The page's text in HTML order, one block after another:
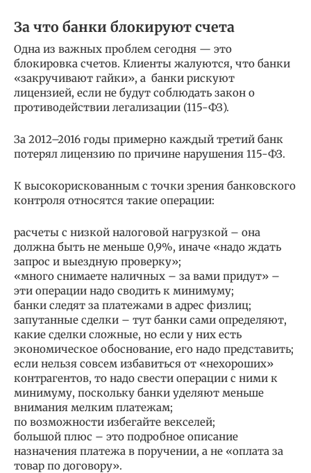
За что банки блокируют счета
Одна из важных проблем сегодня — это
блокировка счетов. Клиенты жалуются, что банки
«закручивают гайки», а банки рискуют
лицензией, если не будут соблюдать закон о
противодействии легализации (115-ФЗ).
За 2012–2016 годы примерно каждый третий банк
потерял лицензию по причине нарушения 115-ФЗ.
К высокорискованным с точки зрения банковского
контроля относятся такие операции:
расчеты с низкой налоговой нагрузкой – она
должна быть не меньше 0,9%, иначе «надо ждать
запрос и выездную проверку»;
«много снимаете наличных – за вами придут» –
эти операции надо сводить к минимуму;
банки следят за платежами в адрес физлиц;
запутанные сделки – тут банки сами определяют,
какие сделки сложные, но если у них есть
экономическое обоснование, его надо представить;
если нельзя совсем избавиться от «нехороших»
контрагентов, то надо свести операции с ними к
минимуму, поскольку банки уделяют меньше
внимания мелким платежам;
по возможности избегайте векселей;
большой плюс – это подробное описание
назначения платежа в поручении, а не «оплата за
товар по договору».